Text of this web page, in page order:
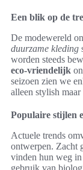
Een blik op de
De modewereld
duurzame kleding
worden steeds
eco-vriendelijk
seizoen zien we
alleen stylish
Populaire stijlen
Actuele trends
ontwerpen. Zacht
vinden hun weg
gebruik van